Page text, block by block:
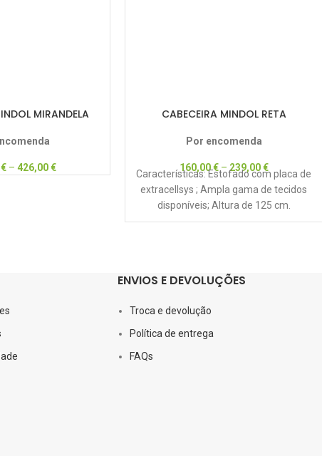
MIRANDELA
€– 426,00€
CABECEIRA MINDOL RETA
Por encomenda
160,00€– 239,00€
Características: Estofado com placa de
extracellsys ; Ampla gama de tecidos
disponíveis; Altura de 125 cm.
ENVIOS E DEVOLUÇÕES
Troca e devolução
Política de entrega
FAQs